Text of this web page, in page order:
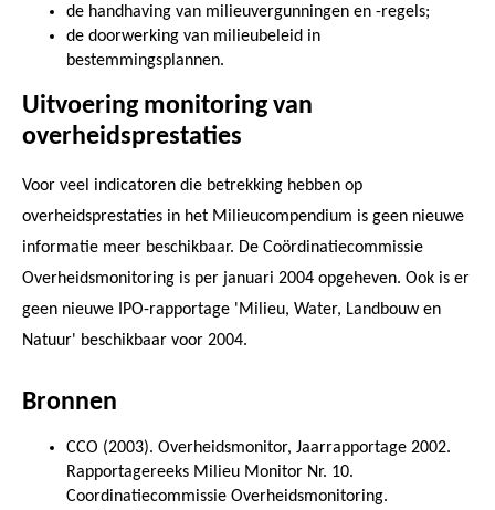
de handhaving van milieuvergunningen en -regels;
de doorwerking van milieubeleid in
bestemmingsplannen.
Uitvoering monitoring van
overheidsprestaties
Voor veel indicatoren die betrekking hebben op
overheidsprestaties in het Milieucompendium is geen nieuwe
informatie meer beschikbaar. De Coördinatiecommissie
Overheidsmonitoring is per januari 2004 opgeheven. Ook is er
geen nieuwe IPO-rapportage 'Milieu, Water, Landbouw en
Natuur' beschikbaar voor 2004.
Bronnen
CCO (2003). Overheidsmonitor, Jaarrapportage 2002.
Rapportagereeks Milieu Monitor Nr. 10.
Coordinatiecommissie Overheidsmonitoring.